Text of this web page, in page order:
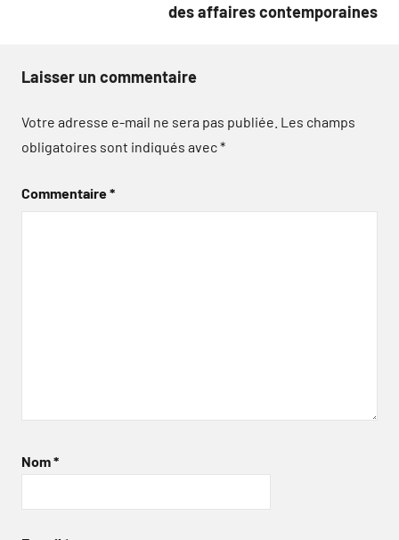
des affaires contemporaines
Laisser un commentaire
Votre adresse e-mail ne sera pas publiée. Les champs
obligatoires sont indiqués avec*
Commentaire*
Nom*